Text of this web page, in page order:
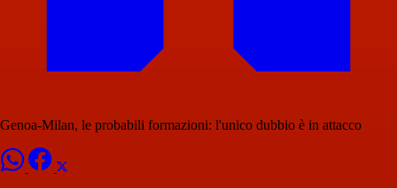
Genoa-Milan, le probabili formazioni: l'unico dubbio è in attacco